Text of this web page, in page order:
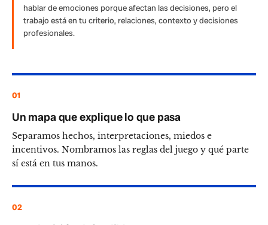
hablar de emociones porque afectan las decisiones, pero el
trabajo está en tu criterio, relaciones, contexto y decisiones
profesionales.
01
Un mapa que explique lo que pasa
Separamos hechos, interpretaciones, miedos e
incentivos. Nombramos las reglas del juego y qué parte
sí está en tus manos.
02